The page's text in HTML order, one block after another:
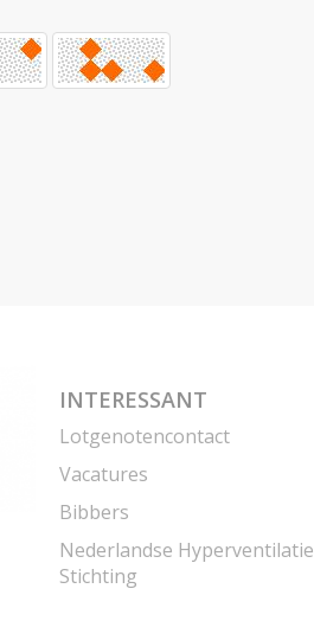
INTERESSANT
Lotgenotencontact
Vacatures
Bibbers
Nederlandse Hyperventilatie
Stichting